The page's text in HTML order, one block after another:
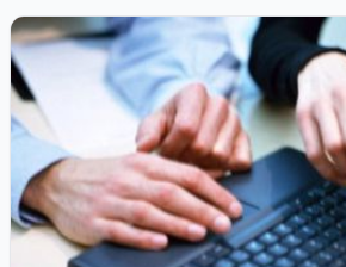
в Литве